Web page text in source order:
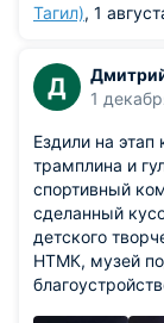
Тагил), 1
Д
1
Ездили на
трамплина и
спортивный
сделанный
детского
НТМК, музей